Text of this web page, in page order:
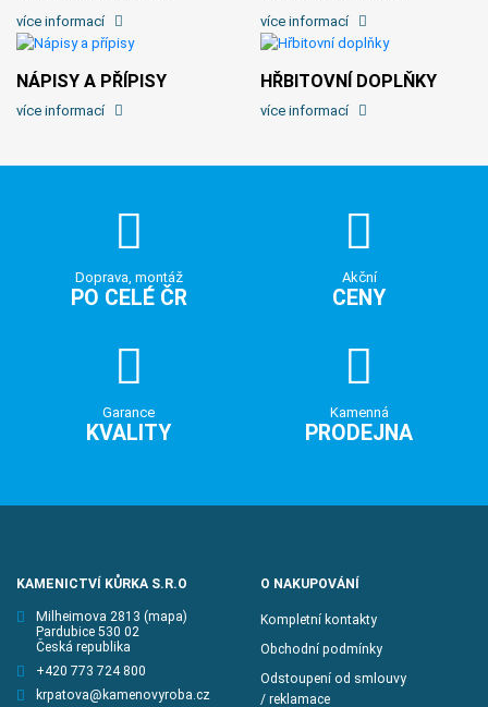
více informací více informací
NÁPISY A PŘÍPISY
více informací
HŘBITOVNÍ DOPLŇKY
více informací
Doprava, montáž
PO CELÉ ČR
Akční
CENY
Garance
KVALITY
Kamenná
PRODEJNA
KAMENICTVÍ KŮRKA S.R.O
Milheimova 2813 (mapa)
Pardubice 530 02
Česká republika
+420 773 724 800
krpatova@kamenovyroba.cz
O NAKUPOVÁNÍ
Kompletní kontakty
Obchodní podmínky
Odstoupení od smlouvy
/ reklamace